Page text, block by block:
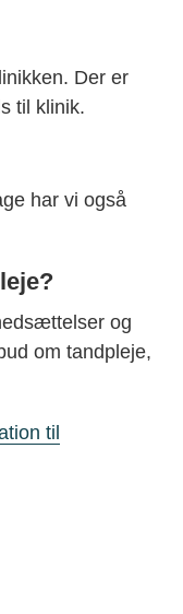
Der er
til klinik.
har vi også
og
om tandpleje,
til